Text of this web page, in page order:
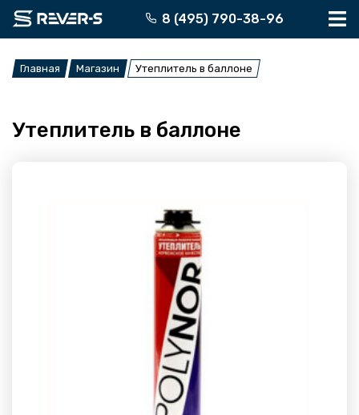
Перейти
8 (495) 790-38-96
Главная Магазин Утеплитель в баллоне
Утеплитель в баллоне